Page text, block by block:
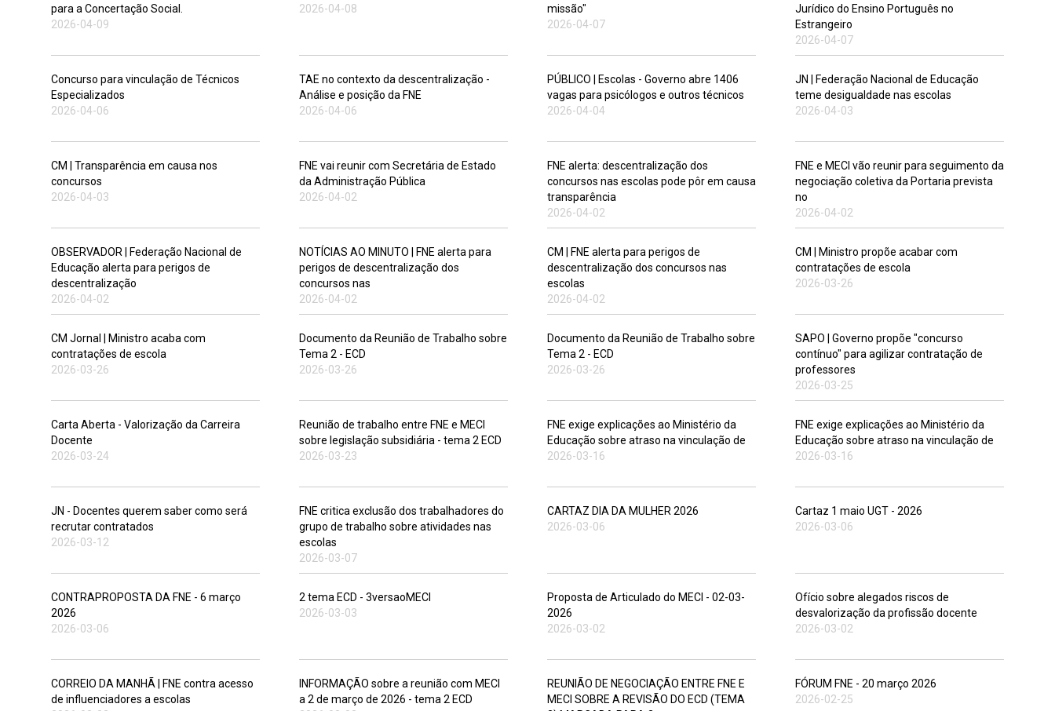
para a Concertação Social.
2026-04-09
2026-04-08
missão"
2026-04-07
Jurídico do Ensino Português no
Estrangeiro
2026-04-07
Concurso para vinculação de Técnicos
Especializados
2026-04-06
TAE no contexto da descentralização -
Análise e posição da FNE
2026-04-06
PÚBLICO | Escolas - Governo abre 1406
vagas para psicólogos e outros técnicos
2026-04-04
JN | Federação Nacional de Educação
teme desigualdade nas escolas
2026-04-03
CM | Transparência em causa nos
concursos
2026-04-03
FNE vai reunir com Secretária de Estado
da Administração Pública
2026-04-02
FNE alerta: descentralização dos
concursos nas escolas pode pôr em causa
transparência
2026-04-02
FNE e MECI vão reunir para seguimento da
negociação coletiva da Portaria prevista
no
2026-04-02
OBSERVADOR | Federação Nacional de
Educação alerta para perigos de
descentralização
2026-04-02
NOTÍCIAS AO MINUTO | FNE alerta para
perigos de descentralização dos
concursos nas
2026-04-02
CM | FNE alerta para perigos de
descentralização dos concursos nas
escolas
2026-04-02
CM | Ministro propõe acabar com
contratações de escola
2026-03-26
CM Jornal | Ministro acaba com
contratações de escola
2026-03-26
Documento da Reunião de Trabalho sobre
Tema 2 - ECD
2026-03-26
Documento da Reunião de Trabalho sobre
Tema 2 - ECD
2026-03-26
SAPO | Governo propõe "concurso
contínuo" para agilizar contratação de
professores
2026-03-25
Carta Aberta - Valorização da Carreira
Docente
2026-03-24
Reunião de trabalho entre FNE e MECI
sobre legislação subsidiária - tema 2 ECD
2026-03-23
FNE exige explicações ao Ministério da
Educação sobre atraso na vinculação de
2026-03-16
FNE exige explicações ao Ministério da
Educação sobre atraso na vinculação de
2026-03-16
JN - Docentes querem saber como será
recrutar contratados
2026-03-12
FNE critica exclusão dos trabalhadores do
grupo de trabalho sobre atividades nas
escolas
2026-03-07
CARTAZ DIA DA MULHER 2026
2026-03-06
Cartaz 1 maio UGT - 2026
2026-03-06
CONTRAPROPOSTA DA FNE - 6 março
2026
2026-03-06
2 tema ECD - 3versaoMECI
2026-03-03
Proposta de Articulado do MECI - 02-03-
2026
2026-03-02
Ofício sobre alegados riscos de
desvalorização da profissão docente
2026-03-02
CORREIO DA MANHÃ | FNE contra acesso
de influenciadores a escolas
INFORMAÇÃO sobre a reunião com MECI
a 2 de março de 2026 - tema 2 ECD
REUNIÃO DE NEGOCIAÇÃO ENTRE FNE E
MECI SOBRE A REVISÃO DO ECD (TEMA
FÓRUM FNE - 20 março 2026
2026-02-25